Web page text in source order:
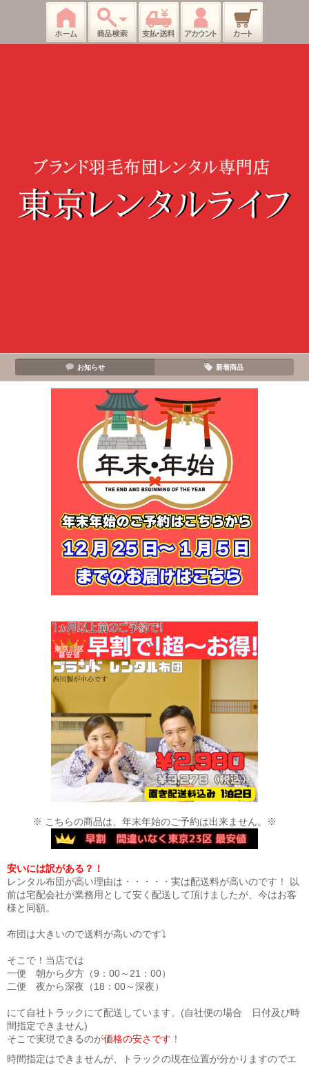
お知らせ 新着商品
※ こちらの商品は、年末年始のご予約は出来ません。※
安いには訳がある？！
レンタル布団が高い理由は・・・・・実は配送料が高いのです！ 以
前は宅配会社が業務用として安く配送して頂けましたが、今はお客
様と同額。
布団は大きいので送料が高いのです⤵
そこで！当店では
一便 朝から夕方（9：00～21：00）
二便 夜から深夜（18：00～深夜）
にて自社トラックにて配送しています。(自社便の場合 日付及び時
間指定できません)
そこで実現できるのが価格の安さです ！
時間指定はできませんが、トラックの現在位置が分かりますのでエ